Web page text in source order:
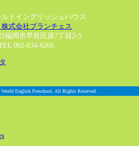
ルドイングリッシュハウス
式会社ブランチェス
福岡市早良区原7丁目2-5
092-834-6266
English Preschool. All Rights Reserved.